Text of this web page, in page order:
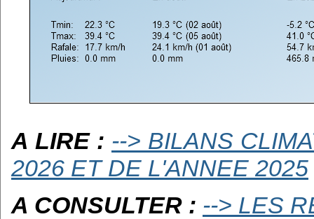
A LIRE : --> BILANS
2026 ET DE L'ANNEE 2025
A CONSULTER : --> LES